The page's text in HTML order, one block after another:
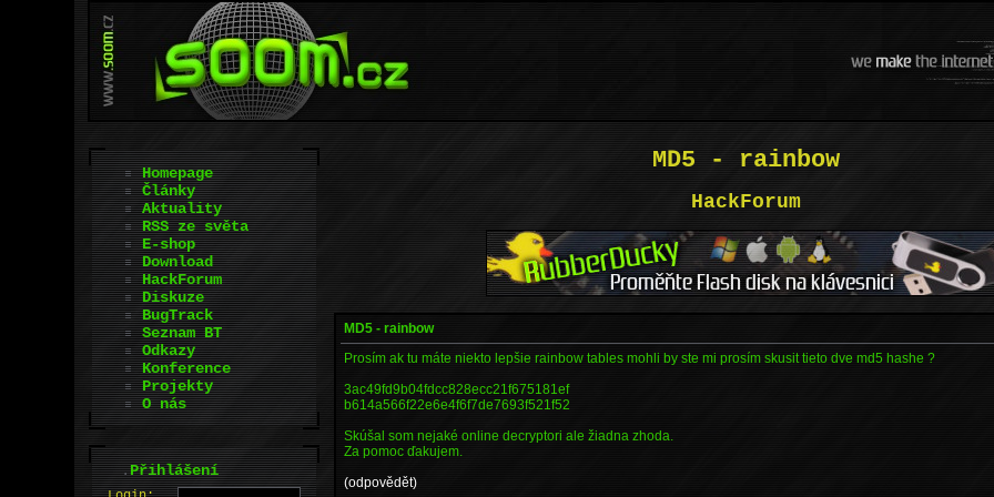
MD5 - rainbow
HackForum
MD5 - rainbow
Prosím ak tu máte niekto lepšie rainbow tables mohli by ste mi prosím skusit tieto dve md5 hashe ?
3ac49fd9b04fdcc828ecc21f675181ef
b614a566f22e6e4f6f7de7693f521f52
Skúšal som nejaké online decryptori ale žiadna zhoda.
Za pomoc ďakujem.
(odpovědět)
Homepage
Články
Aktuality
RSS ze světa
E-shop
Download
HackForum
Diskuze
BugTrack
Seznam BT
Odkazy
Konference
Projekty
O nás
.Přihlášení